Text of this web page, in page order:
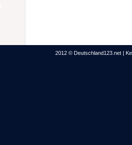
2012 © Deutschland123.net |